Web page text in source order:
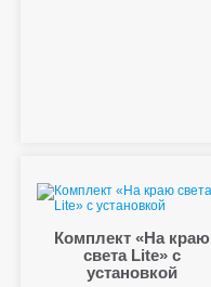
Комплект «На краю
света Lite» с
установкой